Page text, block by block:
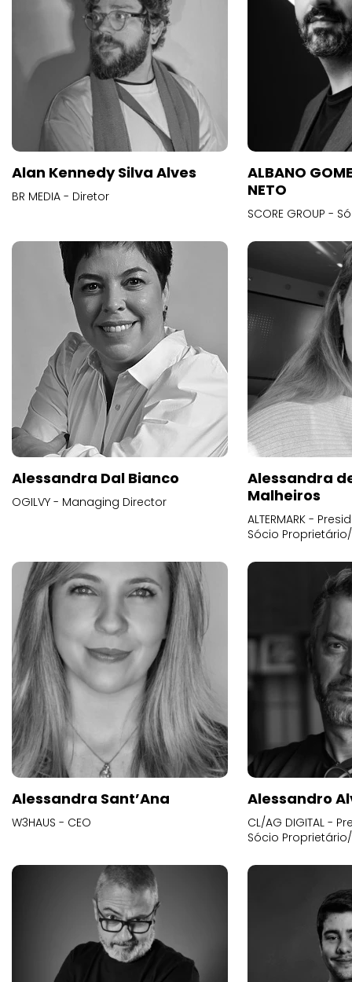
Alan Kennedy Silva Alves
BR MEDIA - Diretor
ALBANO
NETO
SCORE GROUP -
Alessandra Dal Bianco
OGILVY - Managing Director
Alessandra
Malheiros
ALTERMARK -
Sócio
Alessandra Sant’Ana
W3HAUS - CEO
Alessandro
CL/AG DIGITAL -
Sócio